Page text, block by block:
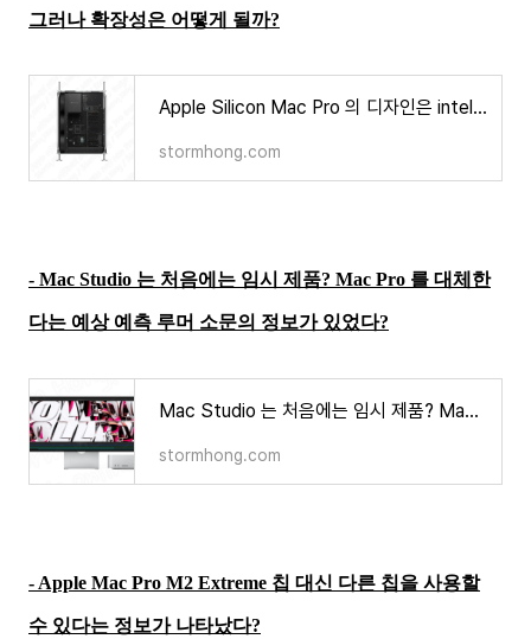
그러나 확장성은 어떻게 될까?
Apple Silicon Mac Pro 의 디자인은 intel CPU 와 비슷? 그러나 확장성은 어떻게 될까?
stormhong.com
- Mac Studio 는 처음에는 임시 제품? Mac Pro 를 대체한
다는 예상 예측 루머 소문의 정보가 있었다?
Mac Studio 는 처음에는 임시 제품? Mac Pro 를 대체한다는 예상 예측 루머 소문의 정보가 있었다?
stormhong.com
- Apple Mac Pro M2 Extreme 칩 대신 다른 칩을 사용할
수 있다는 정보가 나타났다?